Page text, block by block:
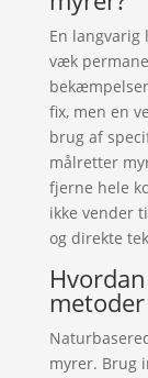
En
væk
fix, men en
brug af
målretter
fjerne hele
ikke vender
og direkte
myrer. Brug